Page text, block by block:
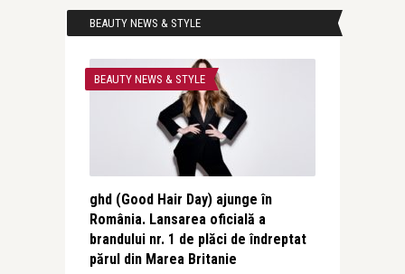
BEAUTY NEWS & STYLE
BEAUTY NEWS & STYLE
ghd (Good Hair Day) ajunge în
România. Lansarea oficială a
brandului nr. 1 de plăci de îndreptat
părul din Marea Britanie